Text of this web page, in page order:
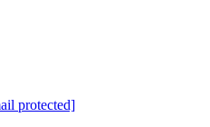
protected]